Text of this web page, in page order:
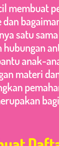
membuat
satu
hubungan
anak-
materi